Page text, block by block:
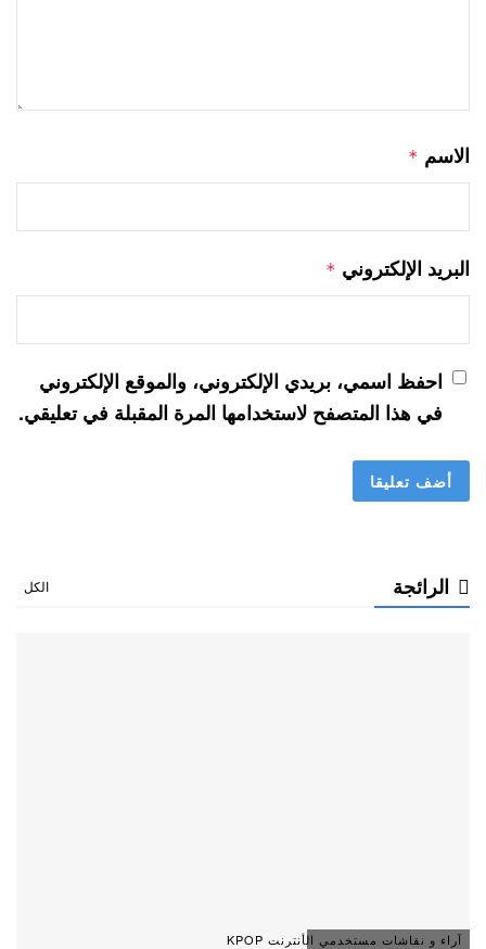
الاسم *
البريد الإلكتروني *
احفظ اسمي، بريدي الإلكتروني، والموقع الإلكتروني
في هذا المتصفح لاستخدامها المرة المقبلة في تعليقي.
الرائجة الكل
آراء و نقاشات مستخدمي الأنترنت KPOP